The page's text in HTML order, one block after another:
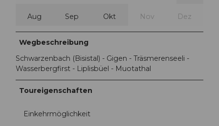
Aug Sep Okt Nov Dez
Wegbeschreibung
Schwarzenbach (Bisistal) - Gigen - Träsmerenseeli -
Wasserbergfirst - Liplisbüel - Muotathal
Toureigenschaften
Einkehrmöglichkeit